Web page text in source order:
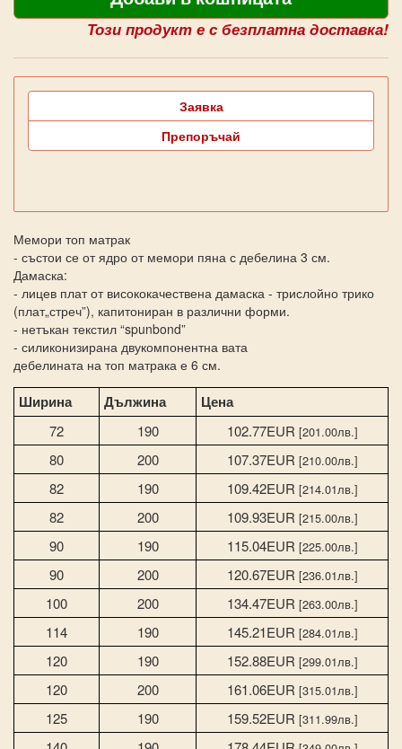
Този продукт е с безплатна доставка!
Заявка
Препоръчай
Мемори топ матрак
- състои се от ядро от мемори пяна с дебелина 3 см.
Дамаска:
- лицев плат от висококачествена дамаска - трислойно трико
(плат„стреч”), капитониран в различни форми.
- нетъкан текстил “spunbond”
- силиконизирана двукомпонентна вата
дебелината на топ матрака е 6 см.
Ширина Дължина Цена
72 190 102.77EUR [201.00лв.]
80 200 107.37EUR [210.00лв.]
82 190 109.42EUR [214.01лв.]
82 200 109.93EUR [215.00лв.]
90 190 115.04EUR [225.00лв.]
90 200 120.67EUR [236.01лв.]
100 200 134.47EUR [263.00лв.]
114 190 145.21EUR [284.01лв.]
120 190 152.88EUR [299.01лв.]
120 200 161.06EUR [315.01лв.]
125 190 159.52EUR [311.99лв.]